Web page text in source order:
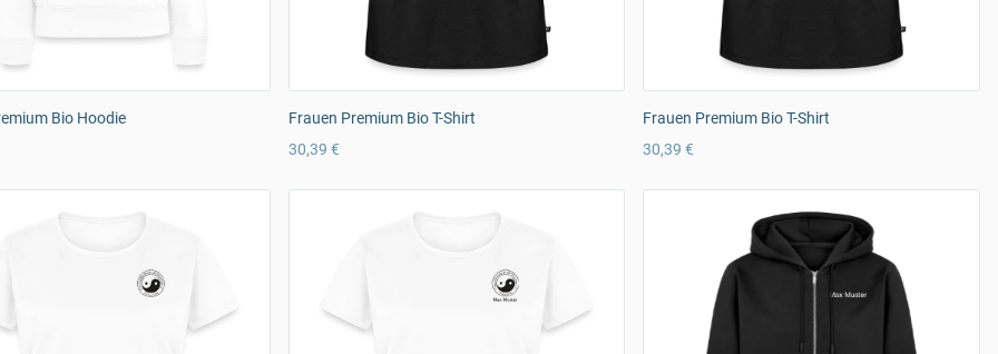
Bio Hoodie
Frauen Premium Bio T-Shirt
30,39 €
Frauen Premium Bio T-Shirt
30,39 €